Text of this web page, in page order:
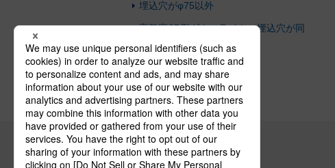
埋込穴がφ75以外
高気密SB形ダウンライト（埋込穴が同